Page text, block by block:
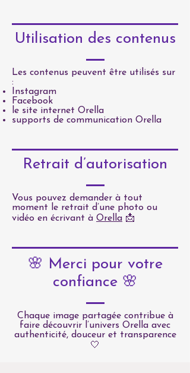
Utilisation des contenus
Les contenus peuvent être utilisés sur
:
Instagram
Facebook
le site internet Orella
supports de communication Orella
Retrait d’autorisation
Vous pouvez demander à tout
moment le retrait d’une photo ou
vidéo en écrivant à Orella 📩
🌸 Merci pour votre
confiance 🌸
Chaque image partagée contribue à
faire découvrir l’univers Orella avec
authenticité, douceur et transparence
🤍